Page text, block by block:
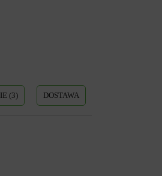
(3) DOSTAWA